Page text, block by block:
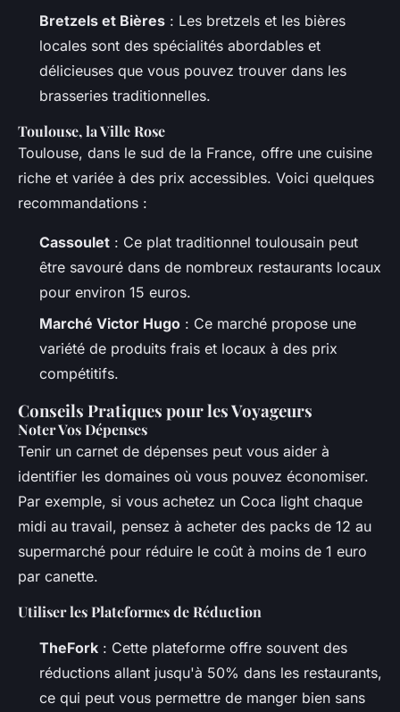
Bretzels et Bières : Les bretzels et les bières
locales sont des spécialités abordables et
délicieuses que vous pouvez trouver dans les
brasseries traditionnelles.
Toulouse, la Ville Rose
Toulouse, dans le sud de la France, offre une cuisine
riche et variée à des prix accessibles. Voici quelques
recommandations :
Cassoulet : Ce plat traditionnel toulousain peut
être savouré dans de nombreux restaurants locaux
pour environ 15 euros.
Marché Victor Hugo : Ce marché propose une
variété de produits frais et locaux à des prix
compétitifs.
Conseils Pratiques pour les Voyageurs
Noter Vos Dépenses
Tenir un carnet de dépenses peut vous aider à
identifier les domaines où vous pouvez économiser.
Par exemple, si vous achetez un Coca light chaque
midi au travail, pensez à acheter des packs de 12 au
supermarché pour réduire le coût à moins de 1 euro
par canette.
Utiliser les Plateformes de Réduction
TheFork : Cette plateforme offre souvent des
réductions allant jusqu'à 50% dans les restaurants,
ce qui peut vous permettre de manger bien sans